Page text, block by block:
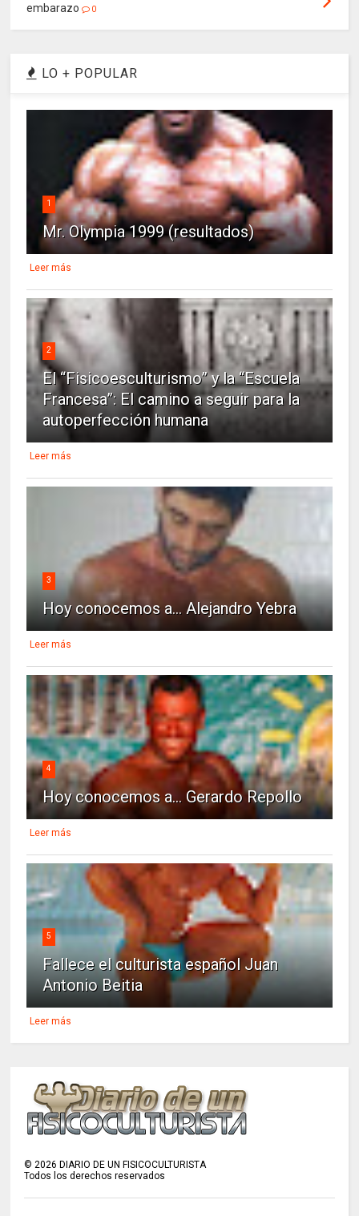
embarazo
0
LO + POPULAR
1
Mr. Olympia 1999 (resultados)
Leer más
2
El “Fisicoesculturismo” y la “Escuela
Francesa”: El camino a seguir para la
autoperfección humana
Leer más
3
Hoy conocemos a... Alejandro Yebra
Leer más
4
Hoy conocemos a... Gerardo Repollo
Leer más
5
Fallece el culturista español Juan
Antonio Beitia
Leer más
© 2026 DIARIO DE UN FISICOCULTURISTA
Todos los derechos reservados